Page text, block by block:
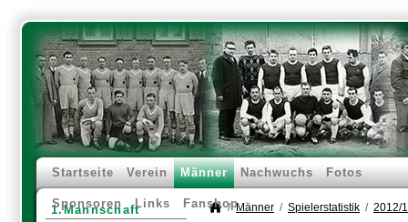
Startseite Verein Männer Nachwuchs Fotos
Sponsoren Links Fanshop
1.Mannschaft Männer Spielerstatistik 2012/